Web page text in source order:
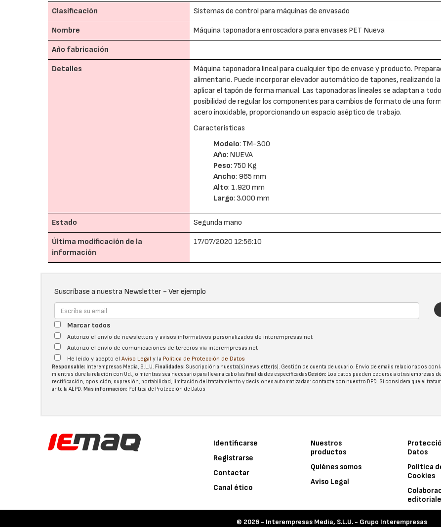
Clasificación Sistemas de control para máquinas de envasado
Nombre Máquina taponadora enroscadora para envases PET Nueva
Año fabricación
Detalles
Máquina taponadora lineal para cualquier tipo de envase y producto.
alimentario. Puede incorporar elevador automático de tapones, realizando
aplicar el tapón de forma manual. Las taponadoras lineales se adaptan a
posibilidad de regular los componentes para cambios de formato de una
acero inoxidable, proporcionando un espacio aséptico de trabajo.
Características
Modelo: TM-300
Año: NUEVA
Peso: 750 Kg
Ancho: 965 mm
Alto: 1.920 mm
Largo: 3.000 mm
Estado Segunda mano
Última modificación de la
información
17/07/2020 12:56:10
Suscríbase a nuestra Newsletter -Ver ejemplo
Marcar todos
Autorizo el envío de newsletters y avisos informativos personalizados de interempresas.net
Autorizo el envío de comunicaciones de terceros vía interempresas.net
He leído y acepto elAviso Legal y la Política de Protección de Datos
Responsable: Interempresas Media, S.L.U.Finalidades: Suscripción a nuestra(s) newsletter(s). Gestión de cuenta de usuario. Envío de emails relacionados
mientras dure la relación con Ud., o mientras sea necesario para llevar a cabo las finalidades especificadasCesión: Los datos pueden cederse a otras empresas
rectificación, oposición, supresión, portabilidad, limitación del tratatamiento y decisiones automatizadas: contacte con nuestro DPD. Si considera que el
ante laAEPD.Más información: Política de Protección de Datos
Identificarse
Registrarse
Contactar
Canal ético
Nuestros
productos
Quiénes somos
Aviso Legal
Datos
Política
Cookies
© 2026 - Interempresas Media, S.L.U. - Grupo Interempresas